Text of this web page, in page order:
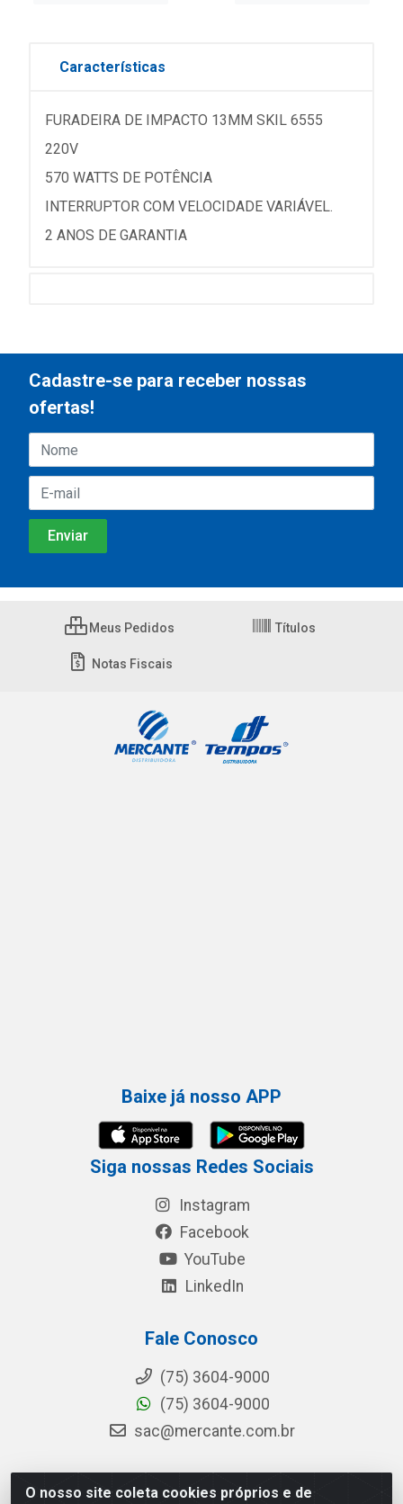
Características
FURADEIRA DE IMPACTO 13MM SKIL 6555
220V
570 WATTS DE POTÊNCIA
INTERRUPTOR COM VELOCIDADE VARIÁVEL.
2 ANOS DE GARANTIA
O nosso site coleta cookies próprios e de
Cadastre-se para receber nossas
ofertas!
Meus Pedidos Títulos
Notas Fiscais
Baixe já nosso APP
Siga nossas Redes Sociais
Instagram
Facebook
YouTube
LinkedIn
Fale Conosco
(75) 3604-9000
(75) 3604-9000
sac@mercante.com.br